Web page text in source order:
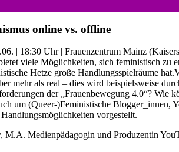
online vs. offline
| 18:30 Uhr | Frauenzentrum Mainz
viele Möglichkeiten, sich feministisch zu
Hetze große Handlungsspielräume
mehr als real – dies wird beispielsweise
der „Frauenbewegung 4.0“?
um (Queer-)Feministische
vorgestellt.
, M.A. Medienpädagogin und Produzentin